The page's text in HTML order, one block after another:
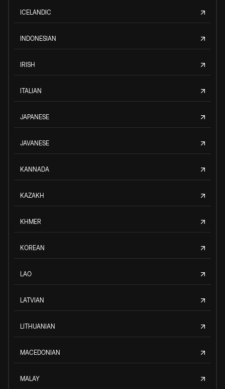
ICELANDIC
INDONESIAN
IRISH
ITALIAN
JAPANESE
JAVANESE
KANNADA
KAZAKH
KHMER
KOREAN
LAO
LATVIAN
LITHUANIAN
MACEDONIAN
MALAY